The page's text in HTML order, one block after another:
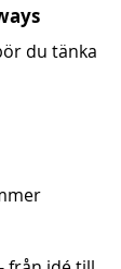
du tänka